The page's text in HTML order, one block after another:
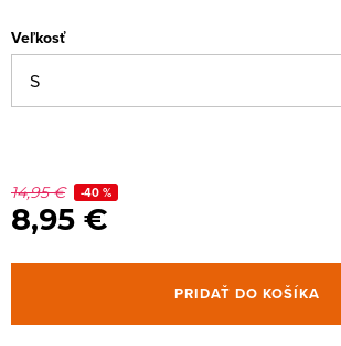
Veľkosť
14,95 € -40 %
8,95 €
PRIDAŤ DO KOŠÍKA